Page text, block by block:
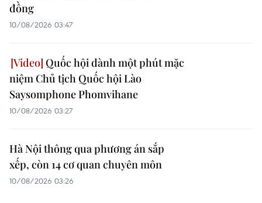
đồng
10/08/2026 03:47
Quốc hội dành một phút mặc
niệm Chủ tịch Quốc hội Lào
Saysomphone Phomvihane
10/08/2026 03:27
Hà Nội thông qua phương án sắp
xếp, còn 14 cơ quan chuyên môn
10/08/2026 03:26